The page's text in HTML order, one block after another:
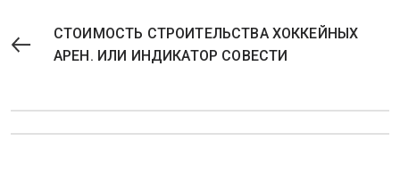
СТОИМОСТЬ СТРОИТЕЛЬСТВА ХОККЕЙНЫХ
АРЕН. ИЛИ ИНДИКАТОР СОВЕСТИ